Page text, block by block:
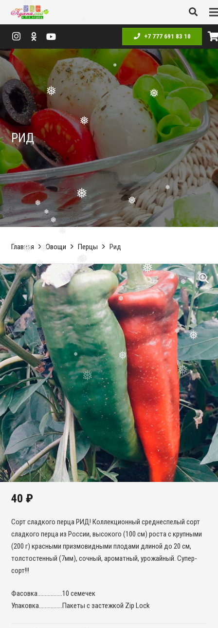
❅
❅
❅
❅
❅
❅
❅
❅
❅
❅
❅
❅
❅
❅
❅
❅
❅
❅
❅
❅
❅
❅
❅
❅
+7 777 691 83 10
РИД
Главная Овощи Перцы Рид
40 ₽
Сорт сладкого перца РИД! Коллекционный среднеспелый сорт
сладкого перца из России, высокого (100 см) роста с крупными
(200 г) красными призмовидными плодами длиной до 20 см,
толстостенный (7мм), сочный, ароматный, урожайный. Супер-
сорт!!!
Фасовка……………..10 семечек
Упаковка…………….Пакеты с застежкой Zip Lock